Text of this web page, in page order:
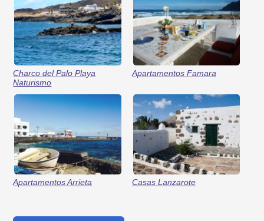
Charco del Palo Playa
Naturismo
Apartamentos Famara
Apartamentos Arrieta Casas Lanzarote